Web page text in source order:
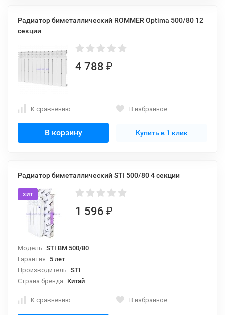
Радиатор биметаллический ROMMER Optima 500/80 12
секции
4 788 ₽
К сравнению В избранное
В корзину Купить в 1 клик
Радиатор биметаллический STI 500/80 4 секции
хит
1 596 ₽
Модель: STI BM 500/80
Гарантия: 5 лет
Производитель: STI
Страна бренда: Китай
К сравнению В избранное